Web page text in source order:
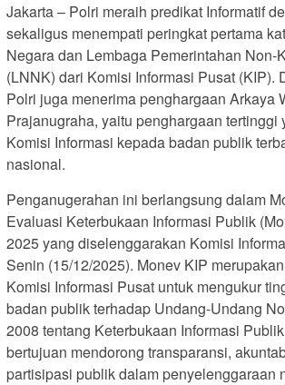
Jakarta – Polri meraih predikat Informatif
sekaligus menempati peringkat pertama
Negara dan Lembaga Pemerintahan Non-
(LNNK) dari Komisi Informasi Pusat (KIP).
Polri juga menerima penghargaan Arkaya
Prajanugraha, yaitu penghargaan tertinggi
Komisi Informasi kepada badan publik
nasional.
Penganugerahan ini berlangsung dalam
Evaluasi Keterbukaan Informasi Publik
2025 yang diselenggarakan Komisi
Senin (15/12/2025). Monev KIP
Komisi Informasi Pusat untuk mengukur
badan publik terhadap Undang-Undang
2008 tentang Keterbukaan Informasi
bertujuan mendorong transparansi,
partisipasi publik dalam penyelenggaraan